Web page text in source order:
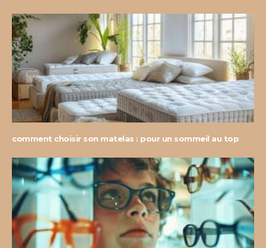
comment choisir son matelas : pour un sommeil au top